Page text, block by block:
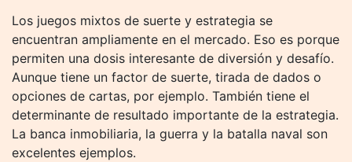
Los juegos mixtos de suerte y estrategia se
encuentran ampliamente en el mercado. Eso es porque
permiten una dosis interesante de diversión y desafío.
Aunque tiene un factor de suerte, tirada de dados o
opciones de cartas, por ejemplo. También tiene el
determinante de resultado importante de la estrategia.
La banca inmobiliaria, la guerra y la batalla naval son
excelentes ejemplos.